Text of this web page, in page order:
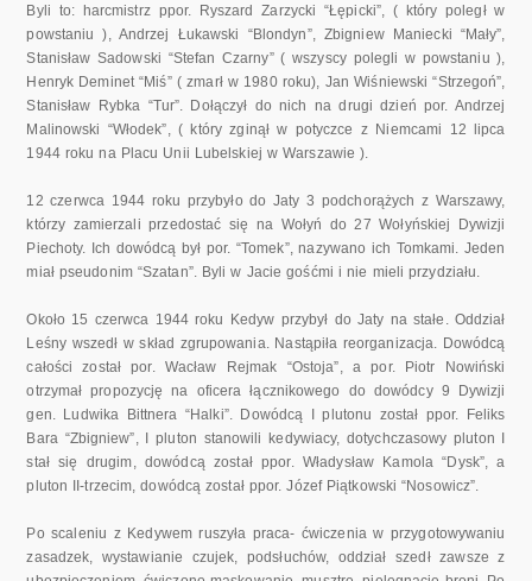
Byli to: harcmistrz ppor. Ryszard Zarzycki “Łępicki”, ( który poległ w
powstaniu ), Andrzej Łukawski “Blondyn”, Zbigniew Maniecki “Mały”,
Stanisław Sadowski “Stefan Czarny” ( wszyscy polegli w powstaniu ),
Henryk Deminet “Miś” ( zmarł w 1980 roku), Jan Wiśniewski “Strzegoń”,
Stanisław Rybka “Tur”. Dołączył do nich na drugi dzień por. Andrzej
Malinowski “Włodek”, ( który zginął w potyczce z Niemcami 12 lipca
1944 roku na Placu Unii Lubelskiej w Warszawie ).
12 czerwca 1944 roku przybyło do Jaty 3 podchorążych z Warszawy,
którzy zamierzali przedostać się na Wołyń do 27 Wołyńskiej Dywizji
Piechoty. Ich dowódcą był por. “Tomek”, nazywano ich Tomkami. Jeden
miał pseudonim “Szatan”. Byli w Jacie gośćmi i nie mieli przydziału.
Około 15 czerwca 1944 roku Kedyw przybył do Jaty na stałe. Oddział
Leśny wszedł w skład zgrupowania. Nastąpiła reorganizacja. Dowódcą
całości został por. Wacław Rejmak “Ostoja”, a por. Piotr Nowiński
otrzymał propozycję na oficera łącznikowego do dowódcy 9 Dywizji
gen. Ludwika Bittnera “Halki”. Dowódcą I plutonu został ppor. Feliks
Bara “Zbigniew”, I pluton stanowili kedywiacy, dotychczasowy pluton I
stał się drugim, dowódcą został ppor. Władysław Kamola “Dysk”, a
pluton II-trzecim, dowódcą został ppor. Józef Piątkowski “Nosowicz”.
Po scaleniu z Kedywem ruszyła praca- ćwiczenia w przygotowywaniu
zasadzek, wystawianie czujek, podsłuchów, oddział szedł zawsze z